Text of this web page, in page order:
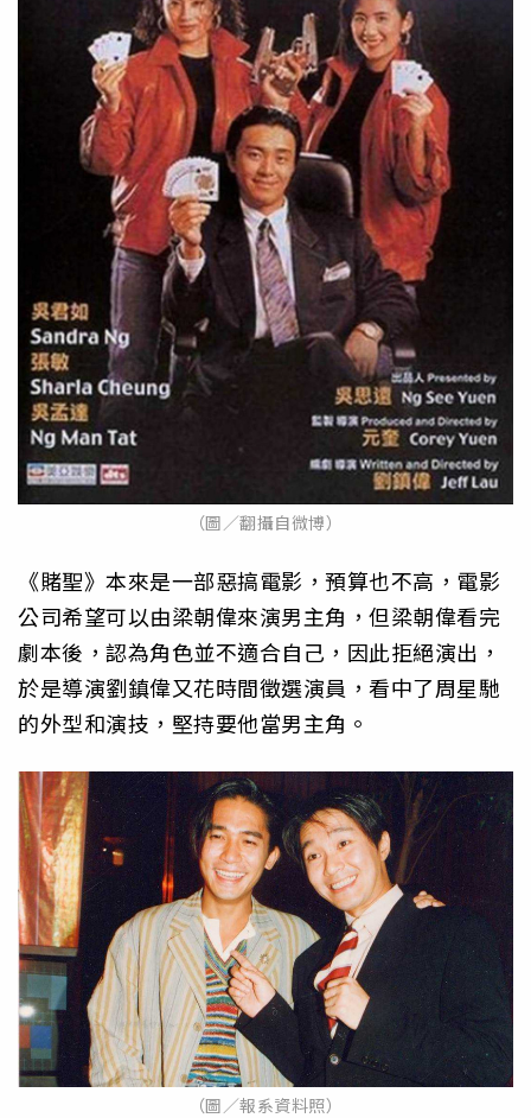
（圖／翻攝自微博）
《賭聖》本來是一部惡搞電影，預算也不高，電影
公司希望可以由梁朝偉來演男主角，但梁朝偉看完
劇本後，認為角色並不適合自己，因此拒絕演出，
於是導演劉鎮偉又花時間徵選演員，看中了周星馳
的外型和演技，堅持要他當男主角。
（圖／報系資料照）